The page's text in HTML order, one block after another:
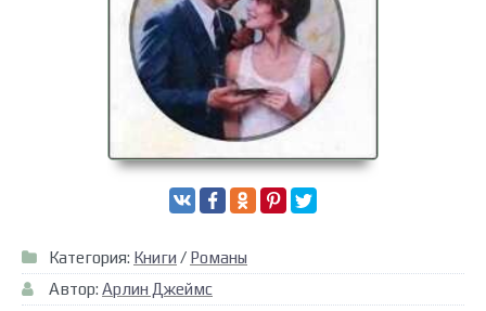
Категория: Книги / Романы
Автор: Арлин Джеймс